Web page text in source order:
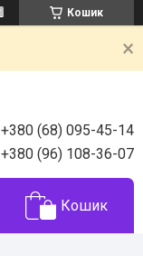
Кошик
+380 (68) 095-45-14
+380 (96) 108-36-07
Кошик